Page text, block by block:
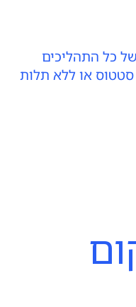
כל התהליכים
או ללא תלות